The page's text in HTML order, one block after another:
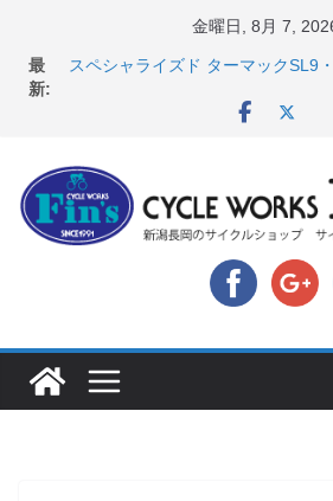
金曜日, 8月 7,
最
新:
スペシャライズド ターマックSL9
店頭のセールバイク在庫 ロードバ
バイクなど（２０２６・７・１７
【 重要 】お支払いについて ＆
店頭のセールバイク在庫 ロード
バイクなど（２０２６・７・１０